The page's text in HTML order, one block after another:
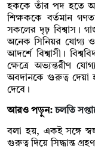
হককে তাঁর পদ হতে
শিক্ষককে বর্তমান
সকলের দৃঢ় বিশ্বাস।
অনেক সিনিয়র যোগ্য ও
আদর্শে বিশ্বাসী।
ক্ষেত্রে অভ্যন্তরীণ
অবদানকে গুরুত্ব দেয়া
দেবে।
আরও পড়ুন:চলতি
বলা হয়, একই সঙ্গে
গুরুত্ব দিয়ে সিদ্ধান্ত